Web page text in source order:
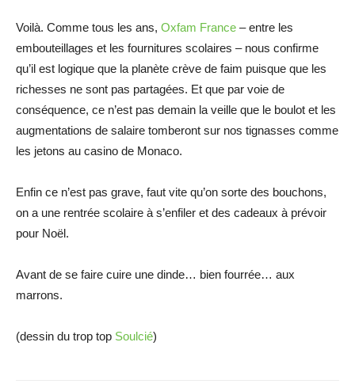
Voilà. Comme tous les ans, Oxfam France – entre les
embouteillages et les fournitures scolaires – nous confirme
qu’il est logique que la planète crève de faim puisque que les
richesses ne sont pas partagées. Et que par voie de
conséquence, ce n’est pas demain la veille que le boulot et les
augmentations de salaire tomberont sur nos tignasses comme
les jetons au casino de Monaco.
Enfin ce n’est pas grave, faut vite qu’on sorte des bouchons,
on a une rentrée scolaire à s’enfiler et des cadeaux à prévoir
pour Noël.
Avant de se faire cuire une dinde… bien fourrée… aux
marrons.
(dessin du trop top Soulcié)